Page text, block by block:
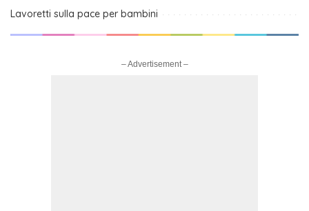
Lavoretti sulla pace per bambini
– Advertisement –